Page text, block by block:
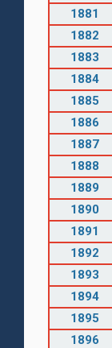
1881
1882
1883
1884
1885
1886
1887
1888
1889
1890
1891
1892
1893
1894
1895
1896